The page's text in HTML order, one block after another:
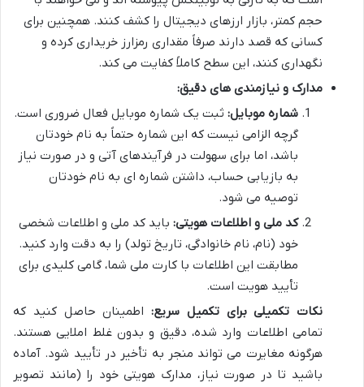
حجم کمتر، بازار ارزهای دیجیتال را کشف کنند. همچنین برای
کسانی که قصد دارند صرفاً مقداری رمزارز خریداری کرده و
نگهداری کنند، این سطح کاملاً کفایت می کند.
مدارک و نیازمندی های دقیق:
شماره موبایل: ثبت یک شماره موبایل فعال ضروری است.
گرچه الزامی نیست که این شماره حتماً به نام خودتان
باشد، اما برای سهولت در فرآیندهای آتی و در صورت نیاز
به بازیابی حساب، داشتن شماره ای به نام خودتان
توصیه می شود.
کد ملی و اطلاعات هویتی: باید کد ملی و اطلاعات شخصی
خود (نام، نام خانوادگی، تاریخ تولد) را به دقت وارد کنید.
مطابقت این اطلاعات با کارت ملی شما، گامی کلیدی برای
تأیید هویت است.
نکات تکمیلی برای تکمیل سریع: اطمینان حاصل کنید که
تمامی اطلاعات وارد شده، دقیق و بدون غلط املایی هستند.
هرگونه مغایرت می تواند منجر به تأخیر در تأیید شود. آماده
باشید تا در صورت نیاز، مدارک هویتی خود را (مانند تصویر